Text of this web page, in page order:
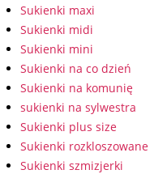
Sukienki maxi
Sukienki midi
Sukienki mini
Sukienki na co dzień
Sukienki na komunię
sukienki na sylwestra
Sukienki plus size
Sukienki rozkloszowane
Sukienki szmizjerki